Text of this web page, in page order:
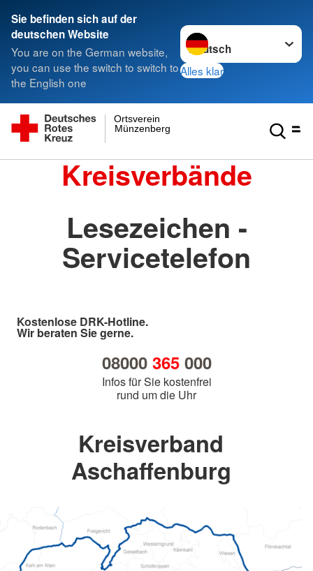
Sie befinden sich auf der
deutschen Website
You are on the German website,
you can use the switch to switch to
the English one
Sprache wechseln zu
Alles klar
Münzenberg
Ortsverein
Kreisverbände
Lesezeichen -
Servicetelefon
Kostenlose DRK-Hotline.
Wir beraten Sie gerne.
08000 365000
Infos für Sie kostenfrei
rund um die Uhr
Kreisverband
Aschaffenburg